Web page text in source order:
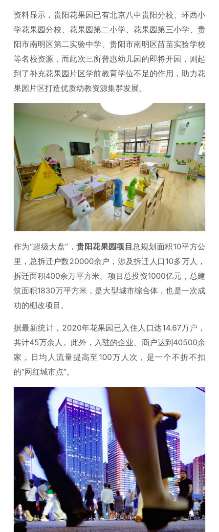
资料显示，贵阳花果园已有北京八中贵阳分校、环西小
学花果园分校、花果园第二小学、花果园第三小学、贵
阳市南明区第二实验中学、贵阳市南明区苗苗实验学校
等名校资源，而此次三所普惠幼儿园的即将开园，则起
到了补充花果园片区学前教育学位不足的作用，助力花
果园片区打造优质幼教资源集群发展。
作为“超级大盘”，贵阳花果园项目总规划面积10平方公
里，总拆迁户数20000余户，涉及拆迁人口10多万人，
拆迁面积400余万平方米。项目总投资1000亿元，总建
筑面积1830万平方米，是大型城市综合体，也是一次成
功的棚改项目。
据最新统计，2020年花果园已入住人口达14.67万户，
共计45万余人。此外，入驻的企业、商户达到40500余
家，日均人流量提高至100万人次，是一个不折不扣
的“网红城市点”。